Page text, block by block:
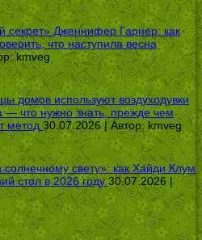
секрет» Дженнифер Гарнер: как
что наступила весна
kmveg
домов используют воздуходувки
— что нужно знать, прежде чем
метод 30.07.2026 | Автор: kmveg
свету»: как Хайди Клум
стол в 2026 году 30.07.2026 |